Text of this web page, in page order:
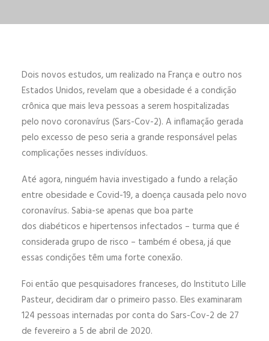
Dois novos estudos, um realizado na França e outro nos
Estados Unidos, revelam que a obesidade é a condição
crônica que mais leva pessoas a serem hospitalizadas
pelo novo coronavírus (Sars-Cov-2). A inflamação gerada
pelo excesso de peso seria a grande responsável pelas
complicações nesses indivíduos.
Até agora, ninguém havia investigado a fundo a relação
entre obesidade e Covid-19, a doença causada pelo novo
coronavírus. Sabia-se apenas que boa parte
dos diabéticos e hipertensos infectados – turma que é
considerada grupo de risco – também é obesa, já que
essas condições têm uma forte conexão.
Foi então que pesquisadores franceses, do Instituto Lille
Pasteur, decidiram dar o primeiro passo. Eles examinaram
124 pessoas internadas por conta do Sars-Cov-2 de 27
de fevereiro a 5 de abril de 2020.